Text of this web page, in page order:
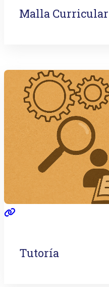
Malla Curricular
Tutoría